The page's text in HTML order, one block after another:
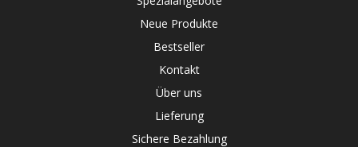
Neue Produkte
Bestseller
Kontakt
Über uns
Lieferung
Sichere Bezahlung